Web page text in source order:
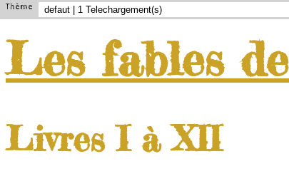
Thème
Les fables de
Livres I à XII